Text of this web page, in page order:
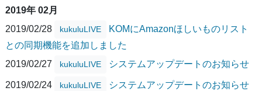
2019年 02月
2019/02/28
kukuluLIVE
KOMにAmazonほしいものリスト
との同期機能を追加しました
2019/02/27
kukuluLIVE システムアップデートのお知らせ
2019/02/24 kukuluLIVE システムアップデートのお知らせ